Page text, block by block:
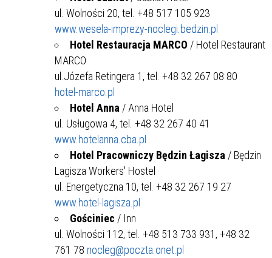
ul. Wolności 20, tel. +48 517 105 923
www.wesela-imprezy-noclegi.bedzin.pl
Hotel Restauracja MARCO / Hotel Restaurant
MARCO
ul.Józefa Retingera 1, tel. +48 32 267 08 80
hotel-marco.pl
Hotel Anna / Anna Hotel
ul. Usługowa 4, tel. +48 32 267 40 41
www.hotelanna.cba.pl
Hotel Pracowniczy Będzin Łagisza / Będzin
Lagisza Workers' Hostel
ul. Energetyczna 10, tel. +48 32 267 19 27
www.hotel-lagisza.pl
Gościniec / Inn
ul. Wolności 112, tel. +48 513 733 931, +48 32
761 78 nocleg@poczta.onet.pl